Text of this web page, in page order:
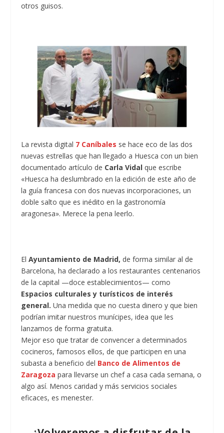
otros guisos.
La revista digital 7 Caníbales se hace eco de las dos
nuevas estrellas que han llegado a Huesca con un bien
documentado artículo de Carla Vidal que escribe
«Huesca ha deslumbrado en la edición de este año de
la guía francesa con dos nuevas incorporaciones, un
doble salto que es inédito en la gastronomía
aragonesa». Merece la pena leerlo.
ElAyuntamiento de Madrid, de forma similar al de
Barcelona, ha declarado a los restaurantes centenarios
de la capital —doce establecimientos— como
Espacios culturales y turísticos de interés
general. Una medida que no cuesta dinero y que bien
podrían imitar nuestros munícipes, idea que les
lanzamos de forma gratuita.
Mejor eso que tratar de convencer a determinados
cocineros, famosos ellos, de que participen en una
subasta a beneficio del Banco de Alimentos de
Zaragoza para llevarse un chef a casa cada semana, o
algo así. Menos caridad y más servicios sociales
eficaces, es menester.